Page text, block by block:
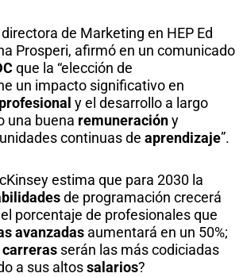
de Marketing en HEP Ed
Prosperi, afirmó en un comunicado
que la “elección de
un impacto significativo en
y el desarrollo a largo
una buena remuneracióny
continuas de aprendizaje”.
estima que para 2030 la
de programación crecerá
porcentaje de profesionales que
avanzadas aumentará en un 50%;
carreras serán las más codiciadas
a sus altossalarios?